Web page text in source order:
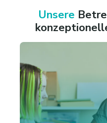
Unsere